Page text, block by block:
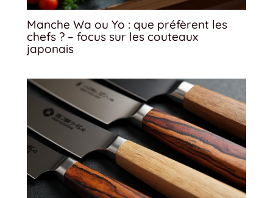
Manche Wa ou Yo : que préfèrent les
chefs ? – focus sur les couteaux
japonais